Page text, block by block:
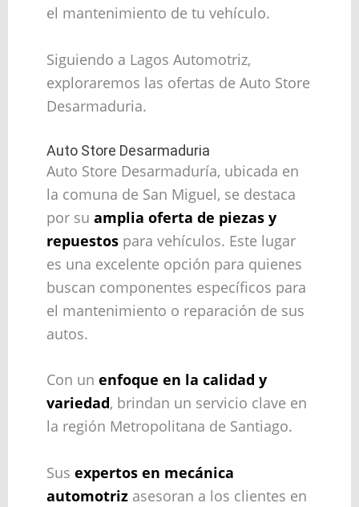
el mantenimiento de tu vehículo.
Siguiendo a Lagos Automotriz,
exploraremos las ofertas de Auto Store
Desarmaduria.
Auto Store Desarmaduria
Auto Store Desarmaduría, ubicada en
la comuna de San Miguel, se destaca
por su amplia oferta de piezas y
repuestospara vehículos. Este lugar
es una excelente opción para quienes
buscan componentes específicos para
el mantenimiento o reparación de sus
autos.
Con un enfoque en la calidad y
variedad, brindan un servicio clave en
la región Metropolitana de Santiago.
Sus expertos en mecánica
automotrizasesoran a los clientes en